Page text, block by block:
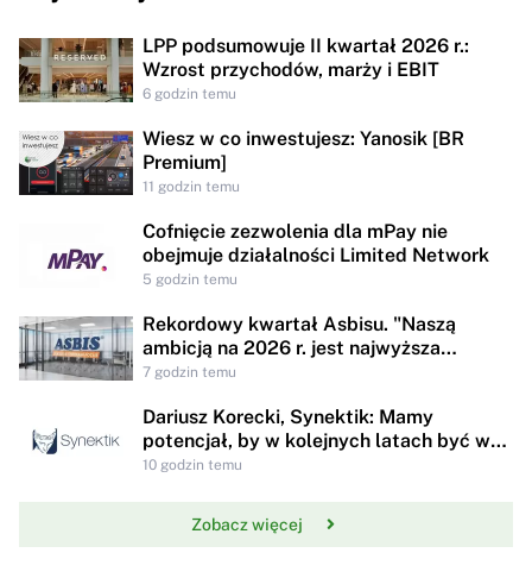
LPP podsumowuje II kwartał 2026 r.:
Wzrost przychodów, marży i EBIT
6 godzin temu
Wiesz w co inwestujesz: Yanosik [BR
Premium]
11 godzin temu
Cofnięcie zezwolenia dla mPay nie
obejmuje działalności Limited Network
5 godzin temu
Rekordowy kwartał Asbisu. "Naszą
ambicją na 2026 r. jest najwyższa
rentowności w historii"
7 godzin temu
Dariusz Korecki, Synektik: Mamy
potencjał, by w kolejnych latach być w
awangardzie rewolucji technologicznej
10 godzin temu
Zobacz więcej